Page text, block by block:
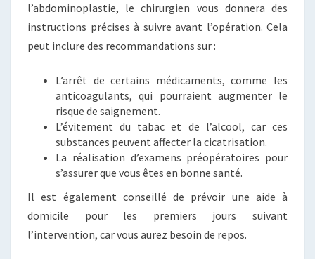
l’abdominoplastie, le chirurgien vous donnera des
instructions précises à suivre avant l’opération. Cela
peut inclure des recommandations sur :
L’arrêt de certains médicaments, comme les
anticoagulants, qui pourraient augmenter le
risque de saignement.
L’évitement du tabac et de l’alcool, car ces
substances peuvent affecter la cicatrisation.
La réalisation d’examens préopératoires pour
s’assurer que vous êtes en bonne santé.
Il est également conseillé de prévoir une aide à
domicile pour les premiers jours suivant
l’intervention, car vous aurez besoin de repos.